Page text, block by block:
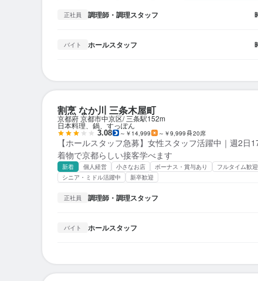
正社員 調理師・調理スタッフ
バイト ホールスタッフ
割烹 なか川 三条木屋町
京都府 京都市中京区 三条駅152m
日本料理、鍋、すっぽん
3.08 ～￥14,999 ～￥9,999 20席
【ホールスタッフ急募】女性スタッフ活躍中｜週2日
着物で京都らしい接客学べます
新着 個人経営 小さなお店 ボーナス・賞与あり フルタイム歓迎
シニア・ミドル活躍中
新卒歓迎
正社員 調理師・調理スタッフ
バイト ホールスタッフ